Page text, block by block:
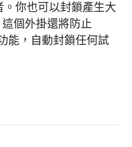
你也可以封鎖產生大
個外掛還將防止
能，自動封鎖任何試